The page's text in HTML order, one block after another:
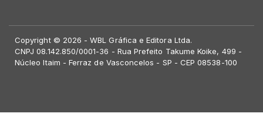
Copyright © 2026 - WBL Gráfica e Editora Ltda.
CNPJ 08.142.850/0001-36 - Rua Prefeito Takume Koike, 499 -
Núcleo Itaim - Ferraz de Vasconcelos - SP - CEP 08538-100